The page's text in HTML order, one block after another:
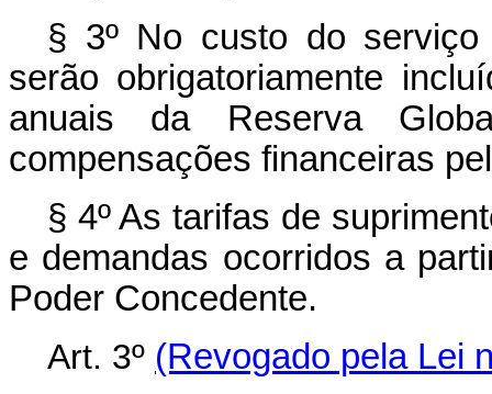
§ 3º No custo do serviço
serão obrigatoriamente
anuais da Reserva
compensações financeiras
§ 4º As tarifas de
e demandas ocorridos a
Poder Concedente.
Art. 3º (Revogado pela Lei